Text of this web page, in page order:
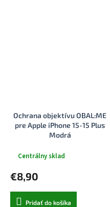
Ochrana objektívu OBAL:ME
pre Apple iPhone 15-15 Plus
Modrá
Centrálny sklad
€8,90
Pridať do košíka